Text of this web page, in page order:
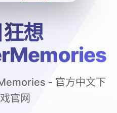
想
- 官方中文下
官网